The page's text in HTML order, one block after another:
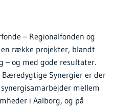
– Regionalfonden og
række projekter, blandt
og med gode resultater.
Synergier er der
mellem
i Aalborg, og på